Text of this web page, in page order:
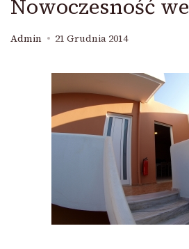
Nowoczesność
Admin 21 Grudnia 2014